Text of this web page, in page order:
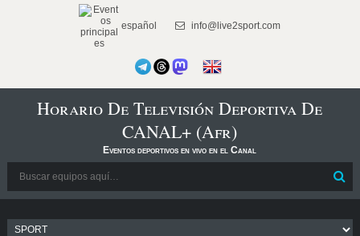
español info@live2sport.com
Horario De Televisión Deportiva De
CANAL+ (Afr)
Eventos deportivos en vivo en el Canal